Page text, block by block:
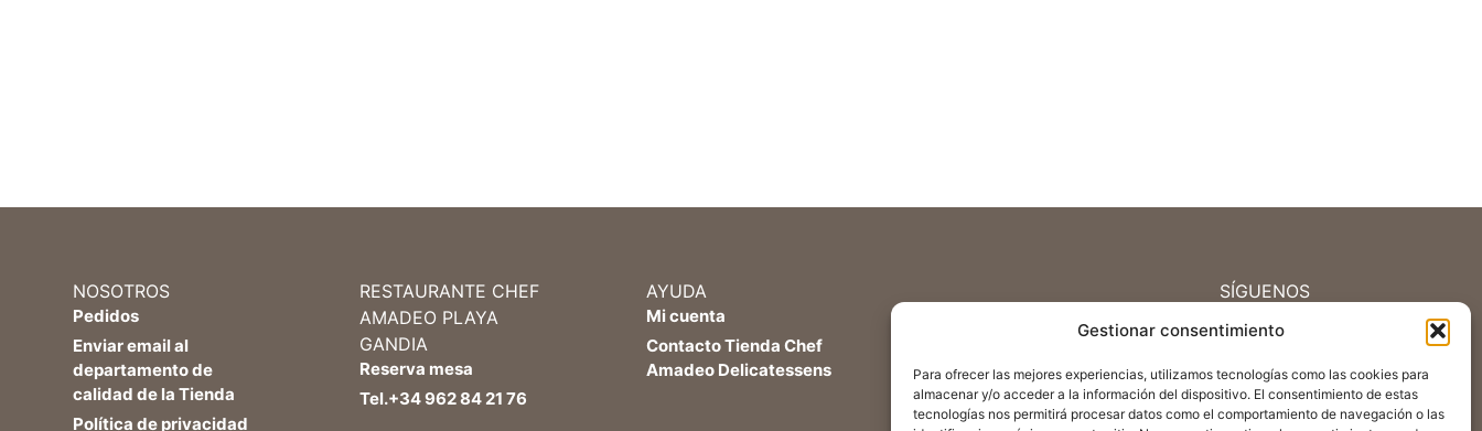
Gestionar consentimiento
Para ofrecer las mejores experiencias, utilizamos tecnologías como las cookies para
almacenar y/o acceder a la información del dispositivo. El consentimiento de estas
tecnologías nos permitirá procesar datos como el comportamiento de navegación o las
NOSOTROS
Pedidos
Enviar email al
departamento de
calidad de la Tienda
Política de privacidad
RESTAURANTE CHEF
AMADEO PLAYA
GANDIA
Reserva mesa
Tel.+34 962 84 21 76
AYUDA
Mi cuenta
Contacto Tienda Chef
Amadeo Delicatessens
SÍGUENOS
Instagram
TikTok